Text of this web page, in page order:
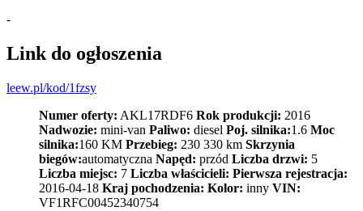
-
Link do ogłoszenia
leew.pl/kod/1fzsy
Numer oferty: AKL17RDF6 Rok produkcji: 2016
Nadwozie: mini-van Paliwo: diesel Poj. silnika:1.6 Moc
silnika:160 KM Przebieg: 230 330 km Skrzynia
biegów:automatyczna Napęd: przód Liczba drzwi: 5
Liczba miejsc: 7 Liczba właścicieli: Pierwsza rejestracja:
2016-04-18 Kraj pochodzenia: Kolor: inny VIN:
VF1RFC00452340754